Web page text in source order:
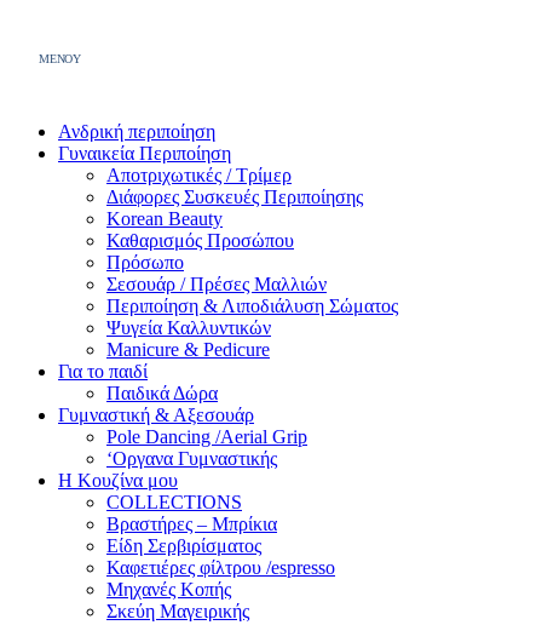
MENOY
Ανδρική περιποίηση
Γυναικεία Περιποίηση
Αποτριχωτικές / Τρίμερ
Διάφορες Συσκευές Περιποίησης
Korean Beauty
Καθαρισμός Προσώπου
Πρόσωπο
Σεσουάρ / Πρέσες Μαλλιών
Περιποίηση & Λιποδιάλυση Σώματος
Ψυγεία Καλλυντικών
Manicure & Pedicure
Για το παιδί
Παιδικά Δώρα
Γυμναστική & Αξεσουάρ
Pole Dancing /Aerial Grip
‘Οργανα Γυμναστικής
Η Κουζίνα μου
COLLECTIONS
Βραστήρες – Μπρίκια
Είδη Σερβιρίσματος
Καφετιέρες φίλτρου /espresso
Μηχανές Κοπής
Σκεύη Μαγειρικής